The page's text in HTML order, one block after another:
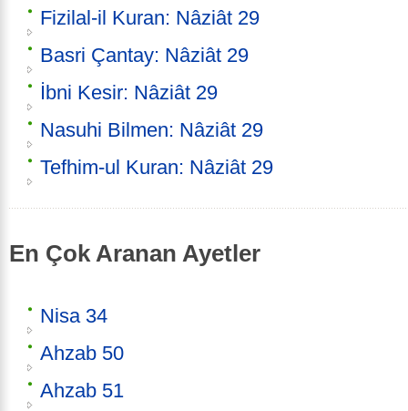
Fizilal-il Kuran: Nâziât 29
Basri Çantay: Nâziât 29
İbni Kesir: Nâziât 29
Nasuhi Bilmen: Nâziât 29
Tefhim-ul Kuran: Nâziât 29
En Çok Aranan Ayetler
Nisa 34
Ahzab 50
Ahzab 51